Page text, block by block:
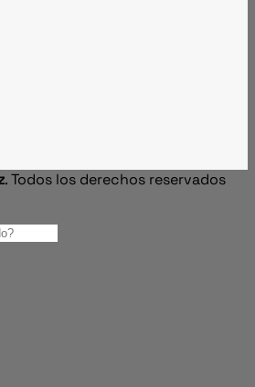
. Todos los derechos reservados